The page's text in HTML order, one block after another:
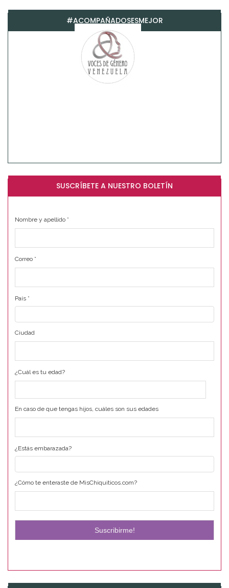
#ACOMPAÑADOSESMEJOR
SUSCRÍBETE A NUESTRO BOLETÍN
Nombre y apellido *
Correo *
País *
Ciudad
¿Cuál es tu edad?
En caso de que tengas hijos, cuáles son sus edades
¿Estás embarazada?
¿Cómo te enteraste de MisChiquiticos.com?